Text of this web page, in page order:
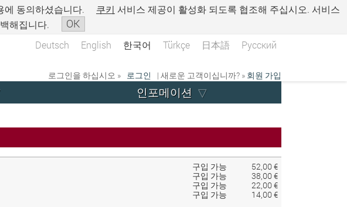
에 동의하셨습니다. 쿠키 서비스 제공이 활성화 되도록 협조해 주십시오. 서비스
해집니다.
OK
Deutsch English 한국어 Türkçe 日本語 Русский
로그인을 하십시오 » 로그인 | 새로운 고객이십니까? » 회원 가입
인포메이션
구입 가능
52,00 €
구입 가능
38,00 €
구입 가능
22,00 €
구입 가능
14,00 €